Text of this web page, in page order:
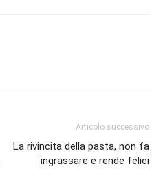
Articolo successivo
La rivincita della pasta, non fa
ingrassare e rende felici